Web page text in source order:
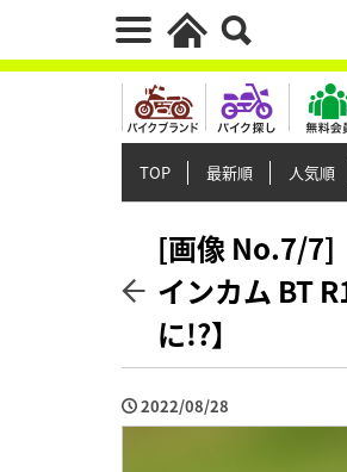
TOP 最新順 人気順
[画像 No.7/7]
インカム BT
に!?】
2022/08/28